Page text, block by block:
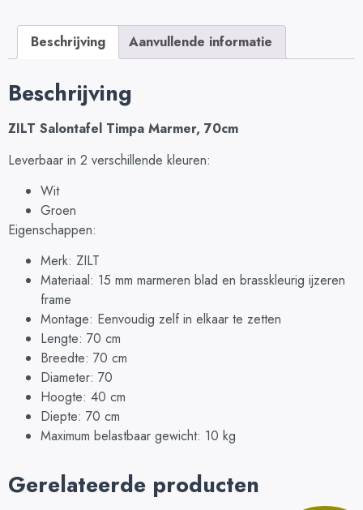
Beschrijving Aanvullende informatie
Beschrijving
ZILT Salontafel Timpa Marmer, 70cm
Leverbaar in 2 verschillende kleuren:
Wit
Groen
Eigenschappen:
Merk: ZILT
Materiaal: 15 mm marmeren blad en brasskleurig ijzeren
frame
Montage: Eenvoudig zelf in elkaar te zetten
Lengte: 70 cm
Breedte: 70 cm
Diameter: 70
Hoogte: 40 cm
Diepte: 70 cm
Maximum belastbaar gewicht: 10 kg
Gerelateerde producten